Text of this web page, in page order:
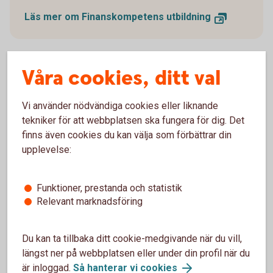
Läs mer om Finanskompetens utbildning
Läs mer om vad vi kan erbjuda
dig
Våra cookies, ditt val
Vi använder nödvändiga cookies eller liknande
tekniker för att webbplatsen ska fungera för dig. Det
finns även cookies du kan välja som förbättrar din
upplevelse:
Funktioner, prestanda och statistik
Relevant marknadsföring
Du kan ta tillbaka ditt cookie-medgivande när du vill,
längst ner på webbplatsen eller under din profil när du
är inloggad. Så hanterar vi cookies